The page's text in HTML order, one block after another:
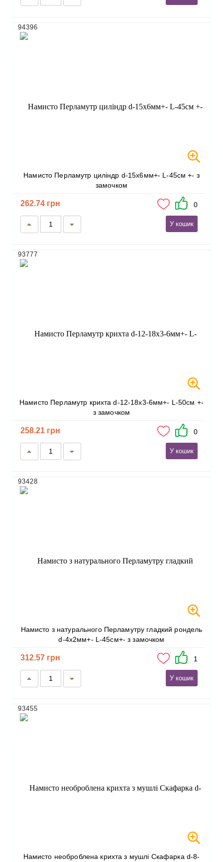
Намисто Перламутр циліндр d-15х6мм+- L-45см +- з
замочком
94396
262.74 грн 0
У кошик
Намисто Перламутр крихта d-12-18х3-6мм+- L-50см +-
з замочком
93777
258.21 грн 0
У кошик
Намисто з натурального Перламутру гладкий рондель
d-4х2мм+- L-45см+- з замочком
93428
312.57 грн 1
У кошик
Намисто необроблена крихта з мушлі Скафарка d-8-
93455